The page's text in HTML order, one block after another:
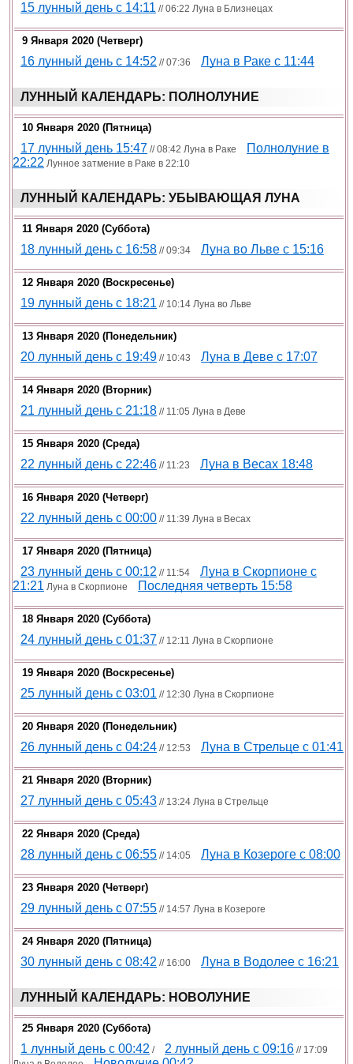
15 лунный день с 14:11 // 06:22 Луна в Близнецах
9 Января 2020 (четверг)
16 лунный день с 14:52 // 07:36 Луна в Раке c 11:44
ЛУННЫЙ КАЛЕНДАРЬ: ПОЛНОЛУНИЕ
10 Января 2020 (пятница)
17 лунный день 15:47 // 08:42 Луна в Раке
Полнолуние в
22:22 Лунное затмение в Раке в 22:10
ЛУННЫЙ КАЛЕНДАРЬ: УБЫВАЮЩАЯ ЛУНА
11 Января 2020 (суббота)
18 лунный день с 16:58 // 09:34 Луна во Льве c 15:16
12 Января 2020 (воскресенье)
19 лунный день с 18:21 // 10:14 Луна во Льве
13 Января 2020 (понедельник)
20 лунный день с 19:49 // 10:43 Луна в Деве c 17:07
14 Января 2020 (вторник)
21 лунный день с 21:18 // 11:05 Луна в Деве
15 Января 2020 (среда)
22 лунный день с 22:46 // 11:23 Луна в Весах 18:48
16 Января 2020 (четверг)
22 лунный день с 00:00 // 11:39 Луна в Весах
17 Января 2020 (пятница)
23 лунный день с 00:12 // 11:54
Луна в Скорпионе с
21:21 Луна в Скорпионе Последняя четверть 15:58
18 Января 2020 (суббота)
24 лунный день с 01:37 // 12:11 Луна в Скорпионе
19 Января 2020 (воскресенье)
25 лунный день с 03:01 // 12:30 Луна в Скорпионе
20 Января 2020 (понедельник)
26 лунный день с 04:24 // 12:53 Луна в Стрельце с 01:41
21 Января 2020 (вторник)
27 лунный день с 05:43 // 13:24 Луна в Стрельце
22 Января 2020 (среда)
28 лунный день с 06:55 // 14:05 Луна в Козероге с 08:00
23 Января 2020 (четверг)
29 лунный день с 07:55 // 14:57 Луна в Козероге
24 Января 2020 (пятница)
30 лунный день с 08:42 // 16:00 Луна в Водолее с 16:21
ЛУННЫЙ КАЛЕНДАРЬ: НОВОЛУНИЕ
25 Января 2020 (суббота)
1 лунный день с 00:42 / 2 лунный день с 09:16 // 17:09